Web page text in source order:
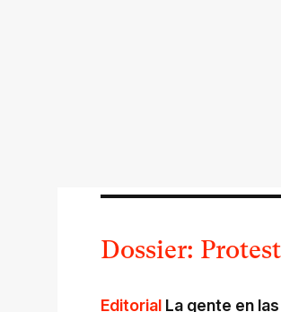
Dossier:
Editorial La gente en